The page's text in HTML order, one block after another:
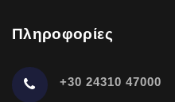
Πληροφορίες
+30 24310 47000